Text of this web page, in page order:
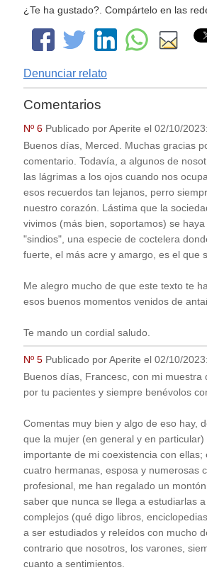
¿Te ha gustado?. Compártelo en las
Denunciar relato
Comentarios
Nº 6Publicado por Aperite el 02/10/2023:
Buenos días, Merced. Muchas gracias
comentario. Todavía, a algunos de
las lágrimas a los ojos cuando nos
esos recuerdos tan lejanos, perro
nuestro corazón. Lástima que la
vivimos (más bien, soportamos) se
"sindios", una especie de coctelera
fuerte, el más acre y amargo, es el que
Me alegro mucho de que este texto te
esos buenos momentos venidos de
Te mando un cordial saludo.
Nº 5Publicado por Aperite el 02/10/2023:
Buenos días, Francesc, con mi muestra
por tu pacientes y siempre benévolos
Comentas muy bien y algo de eso hay,
que la mujer (en general y en
importante de mi coexistencia con ellas;
cuatro hermanas, esposa y numerosas
profesional, me han regalado un
saber que nunca se llega a estudiarlas
complejos (qué digo libros,
a ser estudiados y releídos con mucho
contrario que nosotros, los varones,
cuanto a sentimientos.